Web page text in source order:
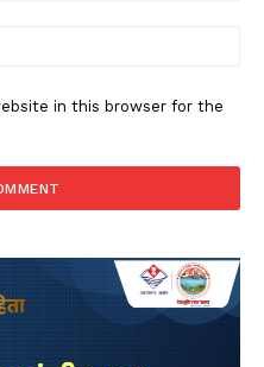
in this browser for the